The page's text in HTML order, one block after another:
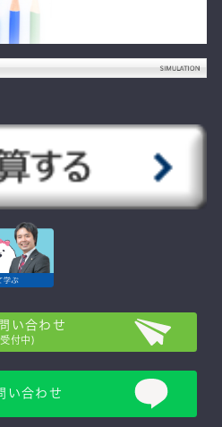
い合わせ
付中)
い合わせ